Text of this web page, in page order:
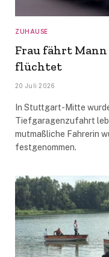
ZUHAUSE
Frau fährt
flüchtet
20 Juli 2026
In Stuttgart-Mitte
Tiefgaragenzufahrt
mutmaßliche Fahrerin
festgenommen.